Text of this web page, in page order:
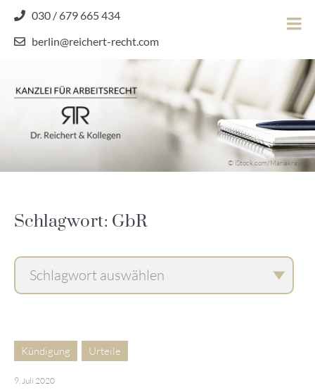
content
030 / 679 665 434
berlin@reichert-recht.com
Dr.
Reichert
Arbeitsrecht
© iStock.com/Mariakray
Schlagwort: GbR
Kündigung Urteile
9. Juli 2020